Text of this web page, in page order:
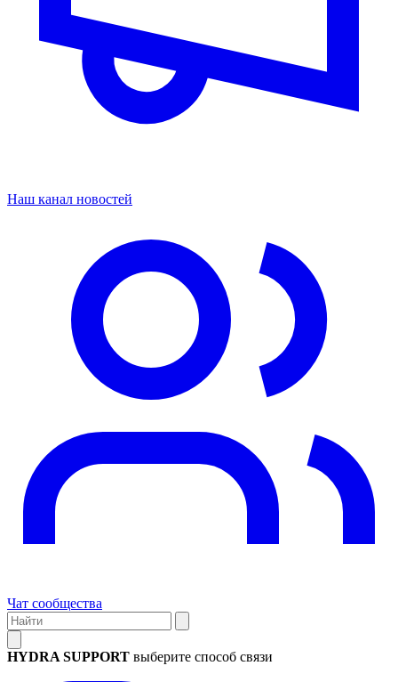
Наш канал новостей
Чат сообщества
HYDRA SUPPORT выберите способ связи